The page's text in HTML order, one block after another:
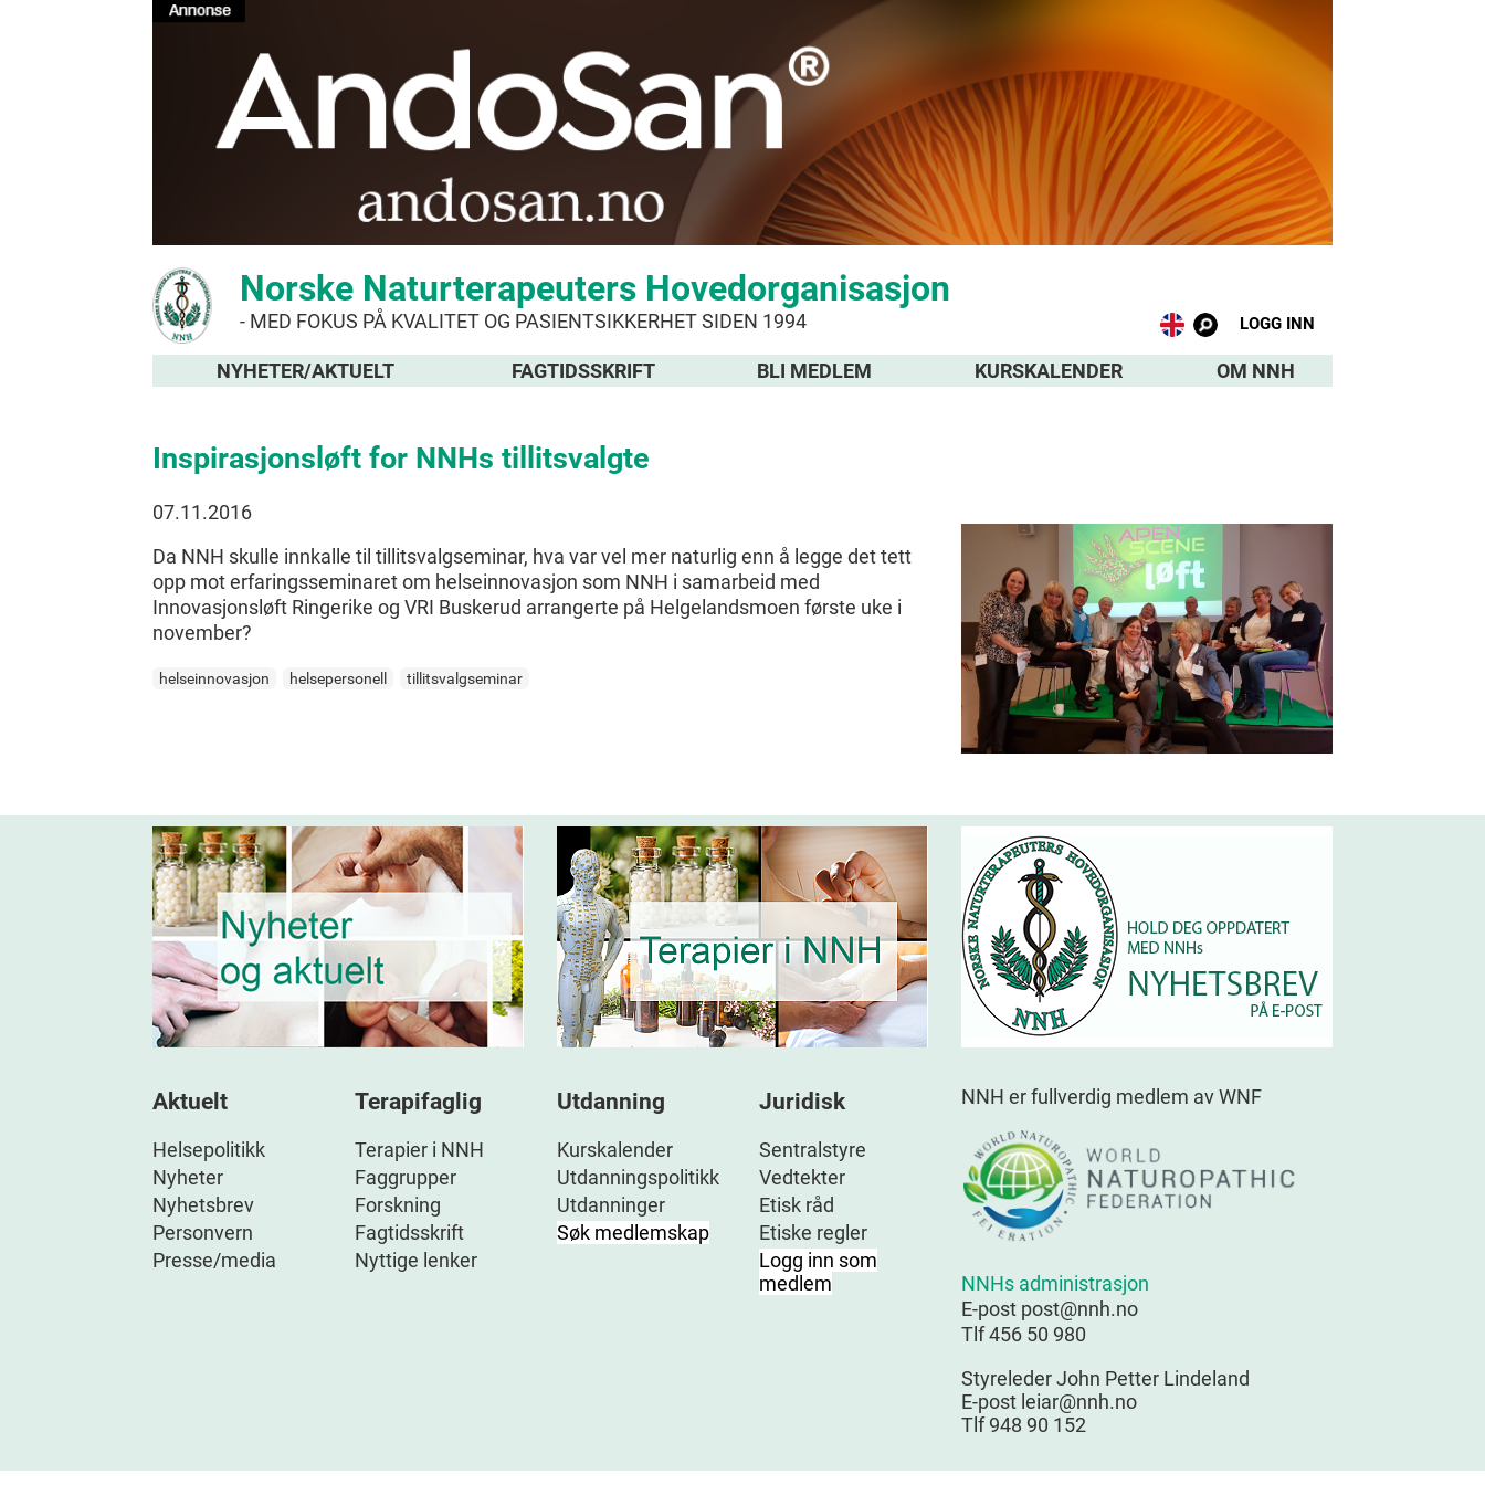
Norske Naturterapeuters Hovedorganisasjon
- MED FOKUS PÅ KVALITET OG PASIENTSIKKERHET SIDEN 1994 LOGG INN
NYHETER/AKTUELT FAGTIDSSKRIFT BLI MEDLEM KURSKALENDER OM NNH
Inspirasjonsløft for NNHs tillitsvalgte
07.11.2016
Da NNH skulle innkalle til tillitsvalgseminar, hva var vel mer naturlig enn å legge det tett
opp mot erfaringsseminaret om helseinnovasjon som NNH i samarbeid med
Innovasjonsløft Ringerike og VRI Buskerud arrangerte på Helgelandsmoen første uke i
november?
helseinnovasjon helsepersonell tillitsvalgseminar
Aktuelt
Helsepolitikk
Nyheter
Nyhetsbrev
Personvern
Presse/media
Terapifaglig
Terapier i NNH
Faggrupper
Forskning
Fagtidsskrift
Nyttige lenker
Utdanning
Kurskalender
Utdanningspolitikk
Utdanninger
Søk medlemskap
Juridisk
Sentralstyre
Vedtekter
Etisk råd
Etiske regler
Logg inn som
medlem
NNH er fullverdig medlem av WNF
NNHs administrasjon
E-post post@nnh.no
Tlf 456 50 980
Styreleder John Petter Lindeland
E-post leiar@nnh.no
Tlf 948 90 152